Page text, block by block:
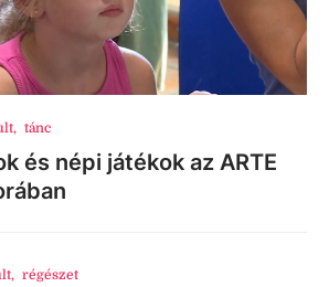
, tánc
és népi játékok az ARTE
, régészet